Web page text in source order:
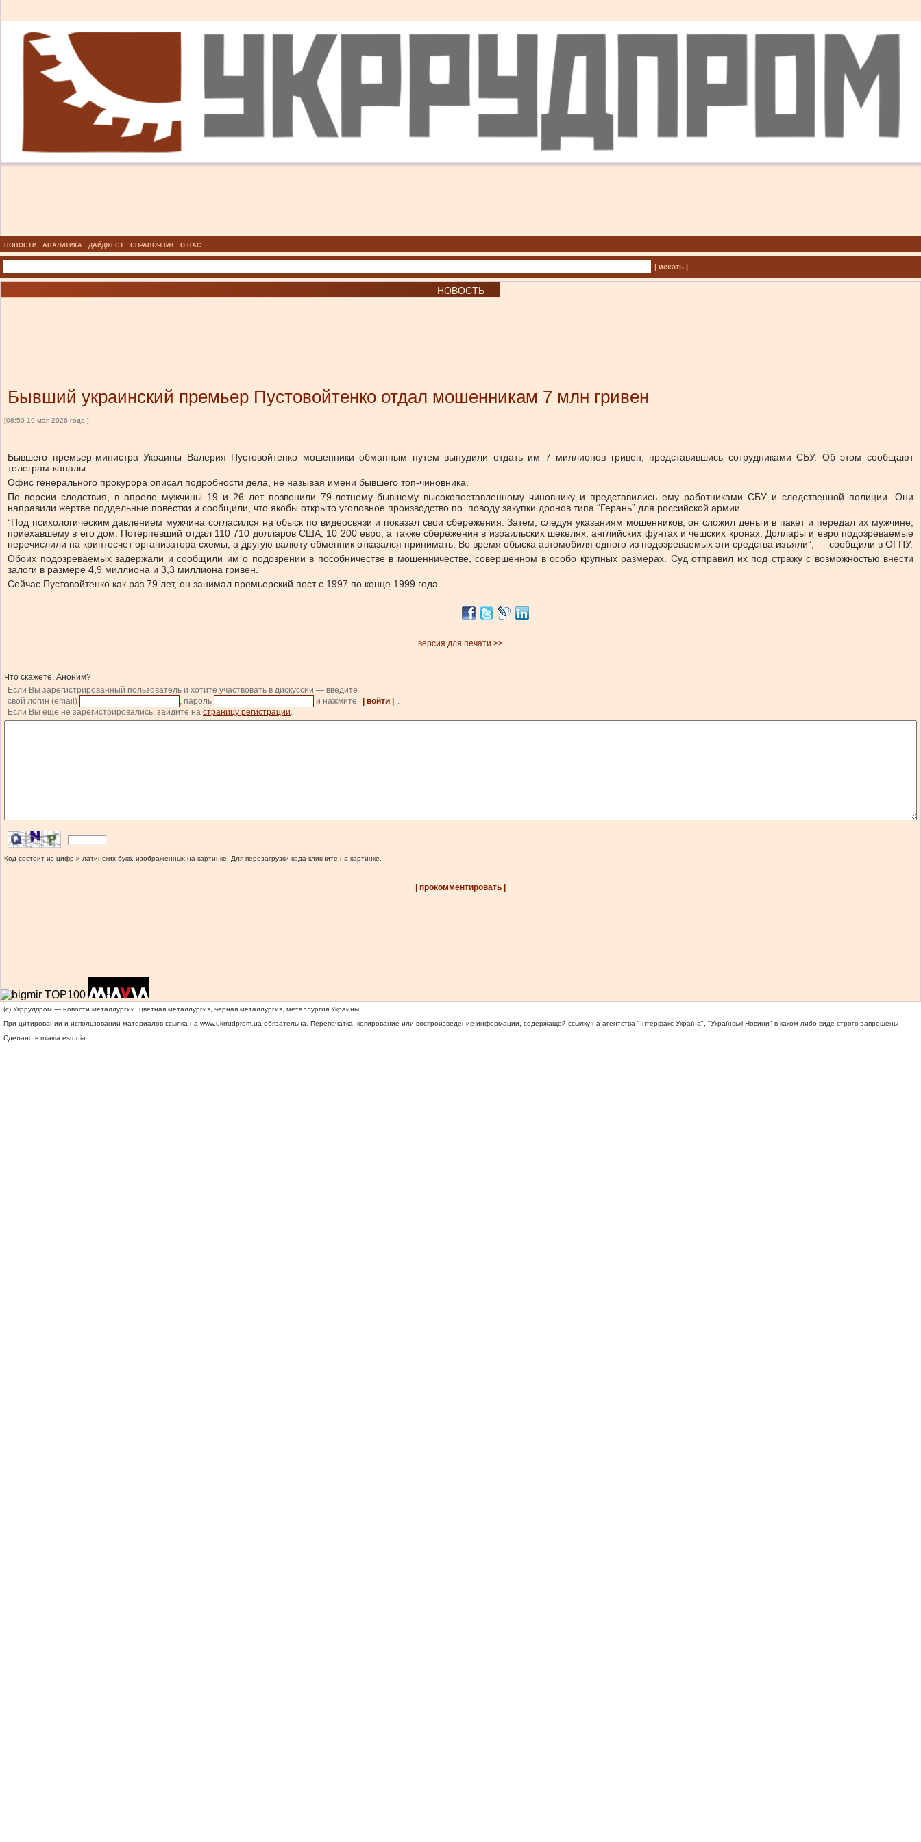
НОВОСТИ АНАЛИТИКА ДАЙДЖЕСТ СПРАВОЧНИК О НАС
| искать |
НОВОСТЬ
Бывший украинский премьер Пустовойтенко отдал мошенникам 7 млн гривен
[08:50 19 мая 2026 года ]
Бывшего премьер-министра Украины Валерия Пустовойтенко мошенники обманным путем вынудили отдать им 7 миллионов гривен, представившись сотрудниками СБУ. Об этом сообщают
телеграм-каналы.
Офис генерального прокурора описал подробности дела, не называя имени бывшего топ-чиновника.
По версии следствия, в апреле мужчины 19 и 26 лет позвонили 79-летнему бывшему высокопоставленному чиновнику и представились ему работниками СБУ и следственной полиции. Они
направили жертве поддельные повестки и сообщили, что якобы открыто уголовное производство по поводу закупки дронов типа “Герань” для российской армии.
“Под психологическим давлением мужчина согласился на обыск по видеосвязи и показал свои сбережения. Затем, следуя указаниям мошенников, он сложил деньги в пакет и передал их мужчине,
приехавшему в его дом. Потерпевший отдал 110 710 долларов США, 10 200 евро, а также сбережения в израильских шекелях, английских фунтах и ​​чешских кронах. Доллары и евро подозреваемые
перечислили на криптосчет организатора схемы, а другую валюту обменник отказался принимать. Во время обыска автомобиля одного из подозреваемых эти средства изъяли”, — сообщили в ОГПУ.
Обоих подозреваемых задержали и сообщили им о подозрении в пособничестве в мошенничестве, совершенном в особо крупных размерах. Суд отправил их под стражу с возможностью внести
залоги в размере 4,9 миллиона и 3,3 миллиона гривен.
Сейчас Пустовойтенко как раз 79 лет, он занимал премьерский пост с 1997 по конце 1999 года.
версия для печати >>
Что скажете, Аноним?
Если Вы зарегистрированный пользователь и хотите участвовать в дискуссии — введите
свой логин (email)
, пароль и нажмите | войти |
.
Если Вы еще не зарегистрировались, зайдите на страницу регистрации.
Код состоит из цифр и латинских букв, изображенных на картинке. Для перезагрузки кода кликните на картинке.
| прокомментировать |
(c) Укррудпром — новости металлургии: цветная металлургия, черная металлургия, металлургия Украины
При цитировании и использовании материалов ссылка на www.ukrrudprom.ua обязательна. Перепечатка, копирование или воспроизведение информации, содержащей ссылку на агентства "Iнтерфакс-Україна", "Українськi Новини" в каком-либо виде строго запрещены
Сделано в miavia estudia.